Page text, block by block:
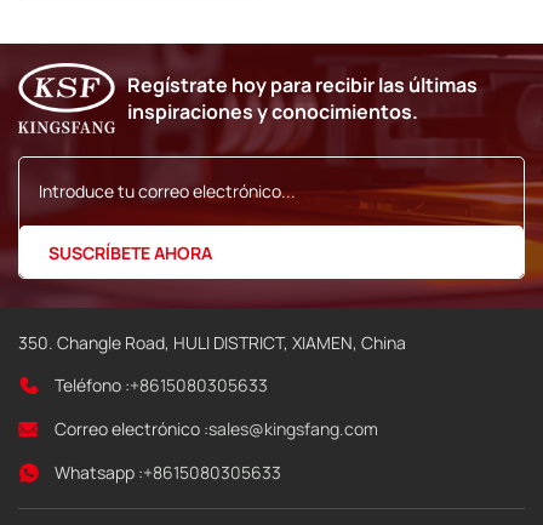
Regístrate hoy para recibir las últimas
inspiraciones y conocimientos.
350. Changle Road, HULI DISTRICT, XIAMEN, China
Teléfono :+8615080305633
Correo electrónico :sales@kingsfang.com
Whatsapp :+8615080305633